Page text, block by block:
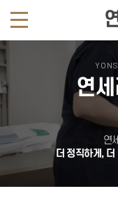
연
연
더 정직하게,